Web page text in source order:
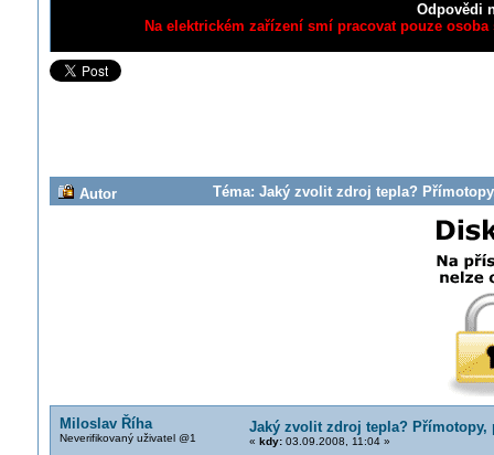
Odpovědi
Na elektrickém zařízení smí pracovat pouze
Autor Téma: Jaký zvolit zdroj tepla?
Miloslav Říha
Neverifikovaný uživatel @1
Jaký zvolit zdroj tepla?
« kdy:03.09.2008, 11:04 »